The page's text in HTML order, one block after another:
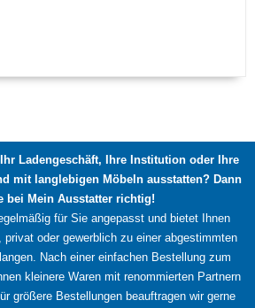
Ladengeschäft, Ihre Institution oder Ihre
mit langlebigen Möbeln ausstatten? Dann
bei Mein Ausstatter richtig!
für Sie angepasst und bietet Ihnen
oder gewerblich zu einer abgestimmten
Nach einer einfachen Bestellung zum
kleinere Waren mit renommierten Partnern
größere Bestellungen beauftragen wir gerne